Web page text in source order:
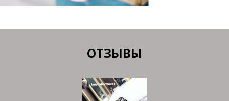
ОТЗЫВЫ